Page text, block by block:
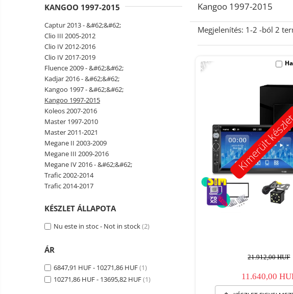
Tartozék
TV és
projektorok
Autó-,
otthon-
és
sportkamerák
Autó DVR kamera
Okos autó tükrök kamerával
Vezeték nélküli térfigyelő
kamerák
Mini videokamera
Térfigyelő kamera tartozékok
Fejhallgató
Vezetékes fejhallgató
Professzionális fejhallgató
Vezeték nélküli fejhallgató
Fitness karkötők
Okosóra
Tartozékok okosóra
Elektromos
robogók
Robogó alkatrészek és
Kangoo 1997-2015
KANGOO 1997-2015
Captur 2013 - &#62;&#62;
Clio III 2005-2012
Clio IV 2012-2016
Clio IV 2017-2019
Fluence 2009 - &#62;&#62;
Kadjar 2016 - &#62;&#62;
Kangoo 1997 - &#62;&#62;
Kangoo 1997-2015
Koleos 2007-2016
Master 1997-2010
Master 2011-2021
Megane II 2003-2009
Megane III 2009-2016
Megane IV 2016 - &#62;&#62;
Trafic 2002-2014
Trafic 2014-2017
KÉSZLET ÁLLAPOTA
Nu este in stoc - Not in stock(2)
ÁR
6847,91 HUF - 10271,86 HUF(1)
10271,86 HUF - 13695,82 HUF(1)
Megjelenítés: 1-2 -ból 2
Kimerült
-47%
21.912,00 HUF
11.640,00